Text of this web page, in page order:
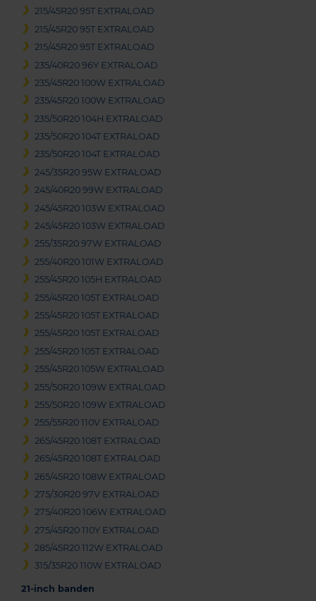
215/45R20 95T EXTRALOAD
215/45R20 95T EXTRALOAD
215/45R20 95T EXTRALOAD
235/40R20 96Y EXTRALOAD
235/45R20 100W EXTRALOAD
235/45R20 100W EXTRALOAD
235/50R20 104H EXTRALOAD
235/50R20 104T EXTRALOAD
235/50R20 104T EXTRALOAD
245/35R20 95W EXTRALOAD
245/40R20 99W EXTRALOAD
245/45R20 103W EXTRALOAD
245/45R20 103W EXTRALOAD
255/35R20 97W EXTRALOAD
255/40R20 101W EXTRALOAD
255/45R20 105H EXTRALOAD
255/45R20 105T EXTRALOAD
255/45R20 105T EXTRALOAD
255/45R20 105T EXTRALOAD
255/45R20 105T EXTRALOAD
255/45R20 105W EXTRALOAD
255/50R20 109W EXTRALOAD
255/50R20 109W EXTRALOAD
255/55R20 110V EXTRALOAD
265/45R20 108T EXTRALOAD
265/45R20 108T EXTRALOAD
265/45R20 108W EXTRALOAD
275/30R20 97V EXTRALOAD
275/40R20 106W EXTRALOAD
275/45R20 110Y EXTRALOAD
285/45R20 112W EXTRALOAD
315/35R20 110W EXTRALOAD
21-inch banden